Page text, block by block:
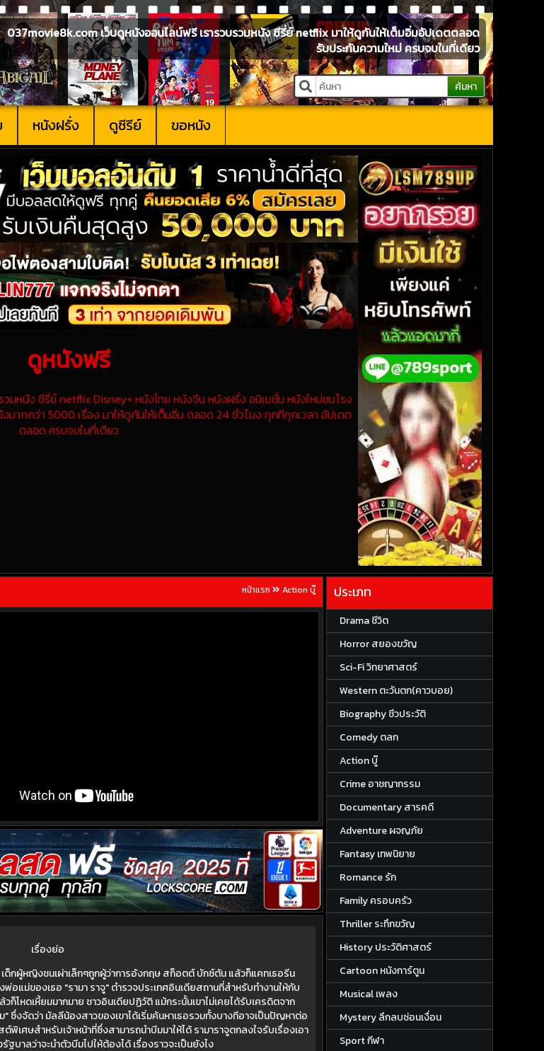
037movie8k.com เว็บดูหนังออนไลน์ฟรี เรารวบรวมหนัง ซีรี่ย์ netflix มาให้ดูกันให้เต็มอิ่มอัปเดตตลอด
รับประกันความใหม่ ครบจบในที่เดียว
ค้นหา
หนังฝรั่ง ดูซีรีย์ ขอหนัง
ดูหนังฟรี
มหนัง ซีรี่ย์ netflix Disney+ หนังไทย หนังจีน หนังฝรั่ง อนิเมชั่น หนังใหม่ชนโรง
มากกว่า 5000 เรื่อง มาให้ดูกันให้เต็มอิ่ม ตลอด 24 ชั่วโมง ทุกทีทุกเวลา อัปเดต
ตลอด ครบจบในที่เดียว
หน้าแรก Action บู๊
เรื่องย่อ
ด็กผู้หญิงชนเผ่าเล็กๆถูกผู้ว่าการอังกฤษ สก็อตต์ บักซ์ตัน แล้วก็แคทเธอรีน
อแม่ของเธอ "รามา ราจู" ตำรวจประเทศอินเดียสถานที่สำหรับทำงานให้กับ
โหดเหี้ยมมากมาย ชาวอินเดียปฏิวัติ แม้กระนั้นเขาไม่เคยได้รับเครดิตจาก
ซึ่งจัดว่า มัลลีน้องสาวของเขาได้เริ่มค้นหาเธอรวมทั้งบางทีอาจเป็นปัญหาต่อ
เศษสำหรับเจ้าหน้าที่ซึ่งสามารถนำบีมมาให้ได้ รามาราจูตกลงใจรับเรื่องเอา
บาลว่าจะนำตัวบีมไปให้ต้องได้ เรื่องราวจะเป็นยังไง
ประเภท
Drama ชีวิต
Horror สยองขวัญ
Sci-Fi วิทยาศาสตร์
Western ตะวันตก(คาวบอย)
Biography ชีวประวัติ
Comedy ตลก
Action บู๊
Crime อาชญากรรม
Documentary สารคดี
Adventure ผจญภัย
Fantasy เทพนิยาย
Romance รัก
Family ครอบครัว
Thriller ระทึกขวัญ
History ประวัติศาสตร์
Cartoon หนังการ์ตูน
Musical เพลง
Mystery ลึกลบซ่อนเงื่อน
Sport กีฬา